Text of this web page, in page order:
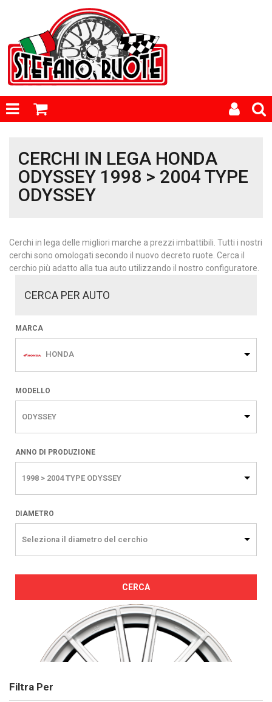
CERCHI IN LEGA HONDA
ODYSSEY 1998 > 2004 TYPE
ODYSSEY
Cerchi in lega delle migliori marche a prezzi imbattibili. Tutti i nostri
cerchi sono omologati secondo il nuovo decreto ruote. Cerca il
cerchio più adatto alla tua auto utilizzando il nostro configuratore.
CERCA PER AUTO
MARCA
HONDA
MODELLO
ODYSSEY
ANNO DI PRODUZIONE
1998 > 2004 TYPE ODYSSEY
DIAMETRO
Seleziona il diametro del cerchio
CERCA
Filtra Per